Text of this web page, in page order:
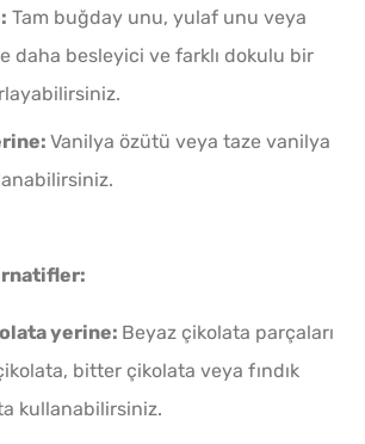
Tam buğday unu, yulaf unu veya
daha besleyici ve farklı dokulu bir
Vanilya özütü veya taze vanilya
yerine: Beyaz çikolata parçaları
bitter çikolata veya fındık
kullanabilirsiniz.